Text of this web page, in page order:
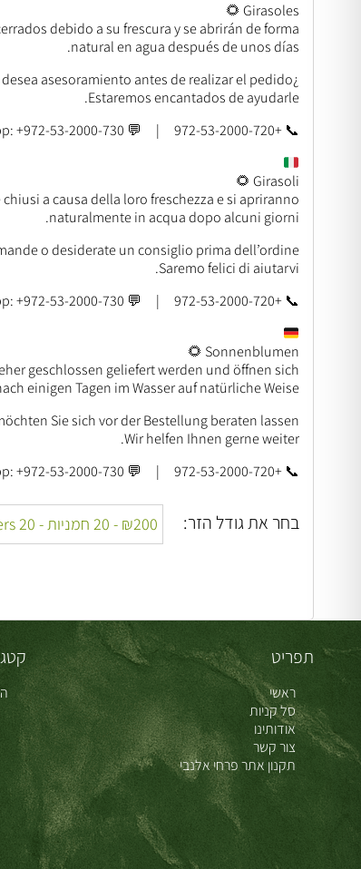
Girasoles 🌻
debido a su frescura y se abrirán de forma
natural en agua después de unos días.
¿Tiene preguntas o desea asesoramiento antes de realizar el pedido?
Estaremos encantados de ayudarle.
📞 +972-53-2000-720 | 💬 WhatsApp: +972-53-2000-730
Girasoli 🌻
a causa della loro freschezza e si apriranno
naturalmente in acqua dopo alcuni giorni.
o desiderate un consiglio prima dell’ordine?
Saremo felici di aiutarvi.
📞 +972-53-2000-720 | 💬 WhatsApp: +972-53-2000-730
Sonnenblumen 🌻
geschlossen geliefert werden und öffnen sich
einigen Tagen im Wasser auf natürliche Weise.
Sie sich vor der Bestellung beraten lassen?
Wir helfen Ihnen gerne weiter.
📞 +972-53-2000-720 | 💬 WhatsApp: +972-53-2000-730
בחר את גודל הזר:
תפריט
ראשי
סל קניות
אודותינו
צור קשר
תקנון אתר פרחי אלנבי